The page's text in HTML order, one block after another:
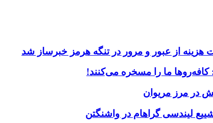
هزینه از عبور و مرور در تنگه هرمز خبرساز شد
ما را مسخره می‌کنند!
در مرز مریوان
لیندسی گراهام در واشنگتن